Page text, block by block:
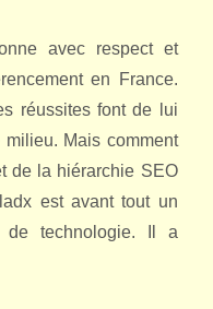
avec respect et
en France.
réussites font de lui
Mais comment
de la hiérarchie SEO
est avant tout un
de technologie. Il a